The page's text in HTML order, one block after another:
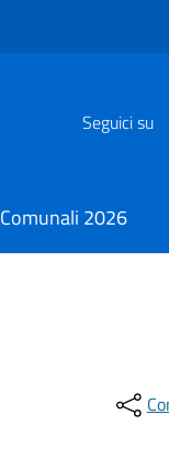
Seguici su
Comunali 2026